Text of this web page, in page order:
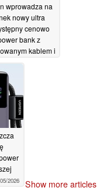
wprowadza na
nowy ultra
cenowo
bank z
kablem i
ładowaniem
W
2026 Show more articles